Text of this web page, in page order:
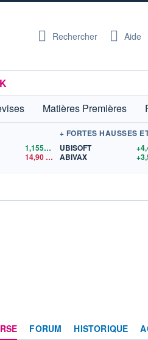
Rechercher Aide
Matières Premières
1,1559$US
14,90
+ FORTES HAUSSES
UBISOFT
ABIVAX
FORUM HISTORIQUE